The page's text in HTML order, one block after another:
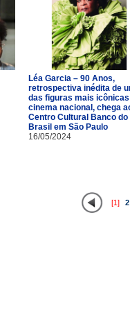
Léa Garcia – 90 Anos,
retrospectiva inédita de
das figuras mais
cinema nacional, chega
Centro Cultural Banco do
Brasil em São Paulo
16/05/2024
[1] 2